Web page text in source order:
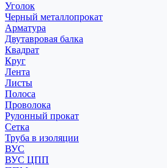
Уголок
Черный металлопрокат
Арматура
Двутавровая балка
Квадрат
Круг
Лента
Листы
Полоса
Проволока
Рулонный прокат
Сетка
Труба в изоляции
ВУС
ВУС ЦПП